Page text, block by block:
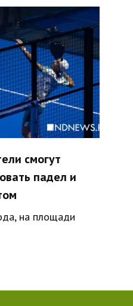
смогут
падел и
на площади